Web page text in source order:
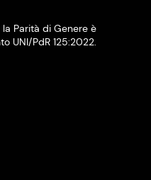
Parità di Genere è
UNI/PdR 125:2022.